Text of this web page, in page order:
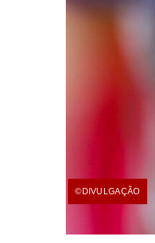
©DIVULGAÇÃO